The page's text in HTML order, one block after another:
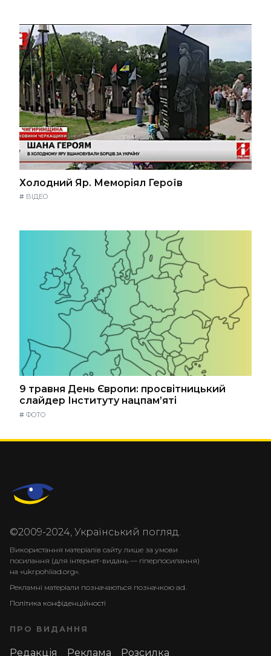
Холодний Яр. Меморіял Героїв
# ВІДЕО
9 травня День Європи: просвітницький
слайдер Інституту нацпам’яті
# ФОТО
©2009-2024, Український погляд.
Використання матеріалів сайту лише за умови
посилання (для інтернет-видань — гіперпосилання)
на «ukrpohliad.org».
Рекламні матеріали позначаються позначкою ad.
Політика конфіденційності
ПРО ВИДАННЯ
Редакція Реклама Розсилка